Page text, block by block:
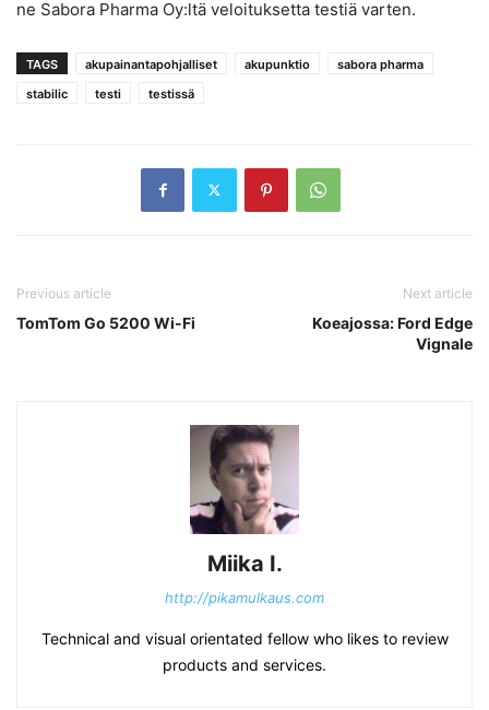
ne Sabora Pharma Oy:ltä veloituksetta testiä varten.
TAGS akupainantapohjalliset akupunktio
sabora pharma
stabilic
testi testissä
Previous article
TomTom Go 5200 Wi-Fi
Next article
Koeajossa: Ford Edge
Vignale
Miika I.
http://pikamulkaus.com
Technical and visual orientated fellow who likes to review
products and services.